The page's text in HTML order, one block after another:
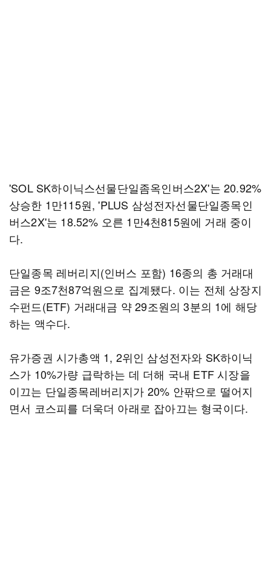
'SOL SK하이닉스선물단일좀옥인버스2X'는 20.92%
상승한 1만115원, 'PLUS 삼성전자선물단일종목인
버스2X'는 18.52% 오른 1만4천815원에 거래 중이
다.
단일종목 레버리지(인버스 포함) 16종의 총 거래대
금은 9조7천87억원으로 집계됐다. 이는 전체 상장지
수펀드(ETF) 거래대금 약 29조원의 3분의 1에 해당
하는 액수다.
유가증권 시가총액 1, 2위인 삼성전자와 SK하이닉
스가 10%가량 급락하는 데 더해 국내 ETF 시장을
이끄는 단일종목레버리지가 20% 안팎으로 떨어지
면서 코스피를 더욱더 아래로 잡아끄는 형국이다.